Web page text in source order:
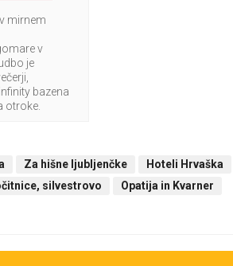
mirnem
v
je
bazena
otroke.
Za hišne ljubljenčke
Hoteli Hrvaška
silvestrovo
Opatija in Kvarner